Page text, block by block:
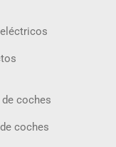
de coches
coches